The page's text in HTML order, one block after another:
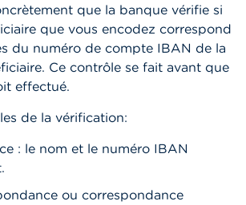
que la banque vérifie si
que vous encodez correspond
du numéro de compte IBAN de la
Ce contrôle se fait avant que
effectué.
de la vérification:
: le nom et le numéro IBAN
ou correspondance